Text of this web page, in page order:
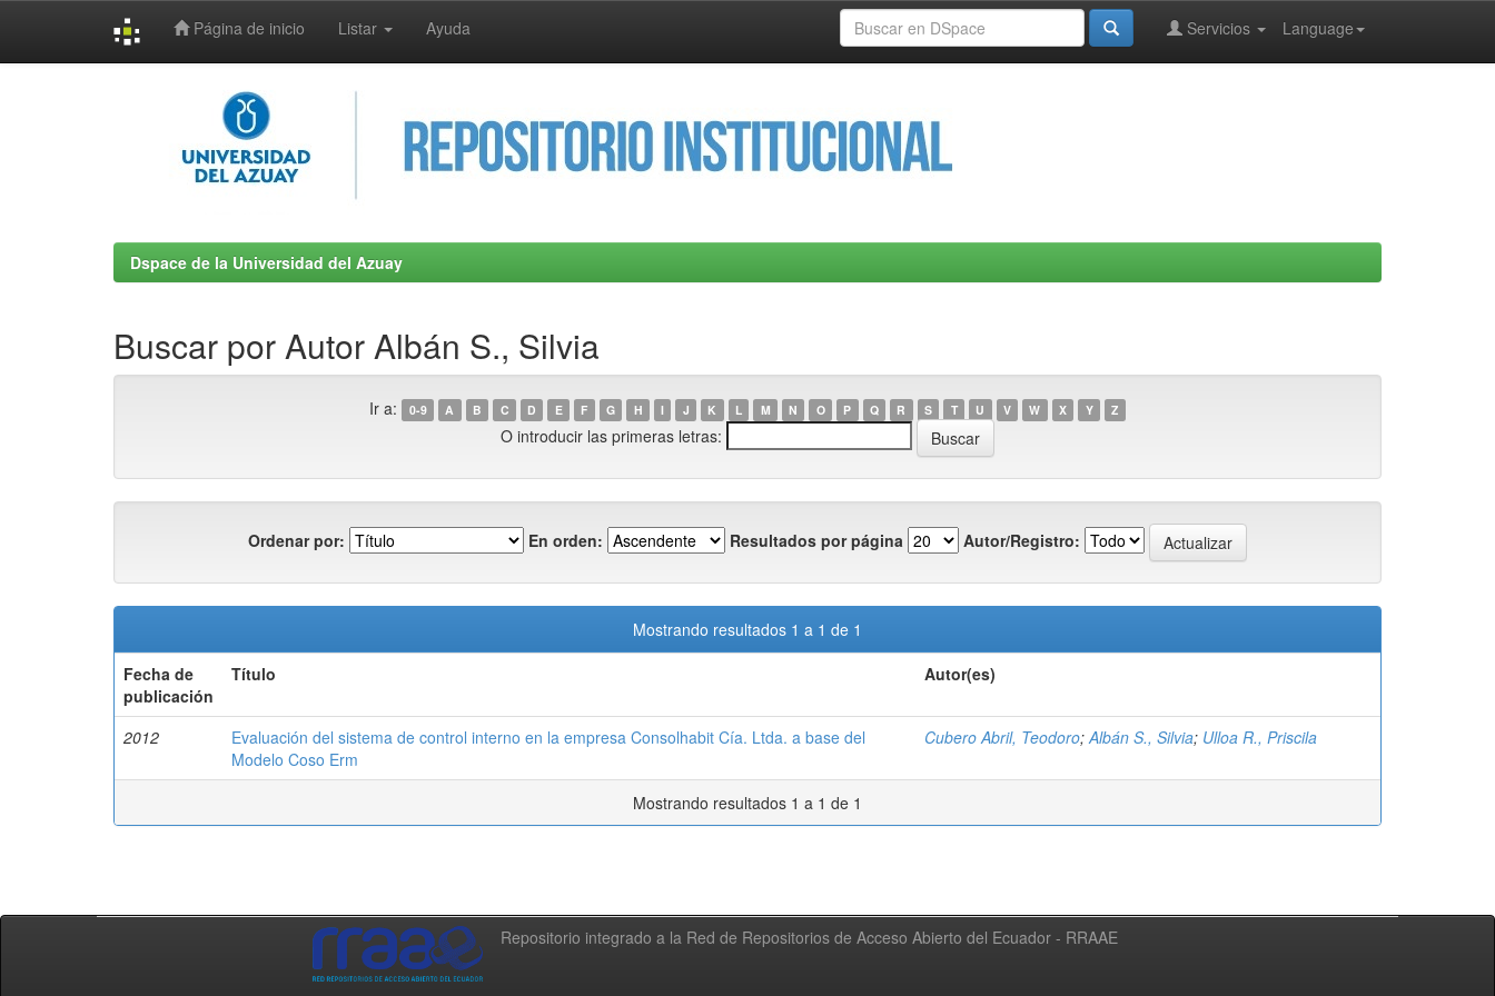
Página de inicio Listar Ayuda Language
Servicios
Dspace de la Universidad del Azuay
Buscar por Autor Albán S., Silvia
Ir a: 0-9 A B C D E F G H I J K L M N O P Q R S T U V W X Y Z
O introducir las primeras letras:
Ordenar por: En orden: Resultados por página Autor/Registro:
Mostrando resultados 1 a 1 de 1
Fecha de
publicación
Título Autor(es)
2012
Evaluación del sistema de control interno en la empresa Consolhabit Cía. Ltda. a base del
Modelo Coso Erm
Cubero Abril, Teodoro;Albán S., Silvia; Ulloa R., Priscila
Mostrando resultados 1 a 1 de 1
Repositorio integrado a la Red de Repositorios de Acceso Abierto del Ecuador - RRAAE